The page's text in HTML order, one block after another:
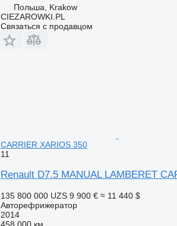
Польша, Krakow
CIEZAROWKI.PL
Связаться с продавцом
CARRIER XARIOS 350
11
Renault D7.5 MANUAL LAMBERET
135 800 000 UZS 9 900 € ≈ 11 440 $
Авторефрижератор
2014